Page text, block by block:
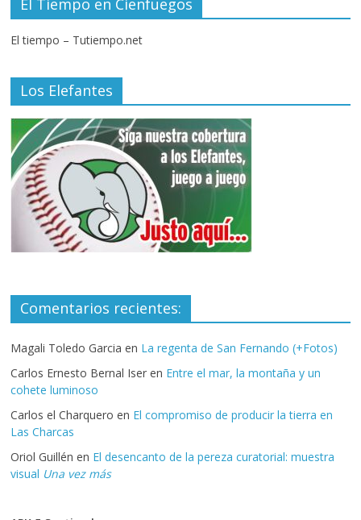
El Tiempo en Cienfuegos
El tiempo – Tutiempo.net
Los Elefantes
Comentarios recientes:
Magali Toledo Garcia en La regenta de San Fernando (+Fotos)
Carlos Ernesto Bernal Iser en Entre el mar, la montaña y un
cohete luminoso
Carlos el Charquero en El compromiso de producir la tierra en
Las Charcas
Oriol Guillén en El desencanto de la pereza curatorial: muestra
visual Una vez más